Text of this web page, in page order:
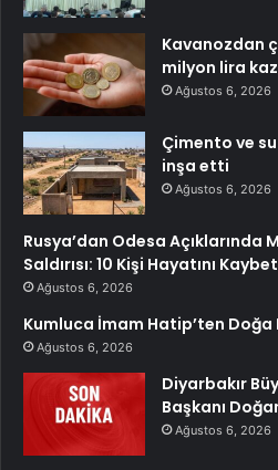
Kavanozdan
milyon lira
Ağustos 6, 2026
Çimento ve
inşa etti
Ağustos 6, 2026
Rusya’dan Odesa Açıklarında
Saldırısı: 10 Kişi Hayatını
Ağustos 6, 2026
Kumluca İmam Hatip’ten Doğa
Ağustos 6, 2026
Diyarbakır
Başkanı
Ağustos 6, 2026